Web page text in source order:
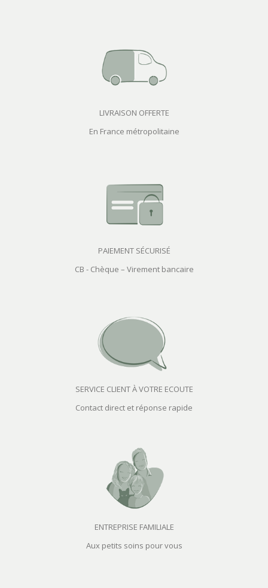
LIVRAISON OFFERTE
En France métropolitaine
PAIEMENT SÉCURISÉ
CB - Chèque – Virement bancaire
SERVICE CLIENT À VOTRE ECOUTE
Contact direct et réponse rapide
ENTREPRISE FAMILIALE
Aux petits soins pour vous